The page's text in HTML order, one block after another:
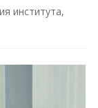
института,